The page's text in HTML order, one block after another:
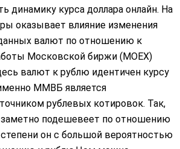
динамику курса доллара онлайн. На
оказывает влияние изменения
валют по отношению к
Московской биржи (MOEX)
валют к рублю идентичен курсу
ММВБ является
рублевых котировок. Так,
заметно подешевеет по отношению
он с большой вероятностью